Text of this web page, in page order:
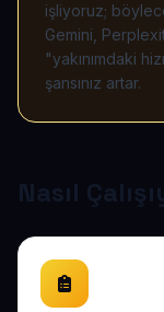
işliyoruz;
Gemini,
"yakınımdaki
şansınız artar.
Nasıl